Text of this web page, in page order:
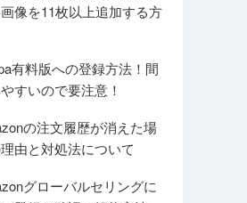
像を11枚以上追加する方
有料版への登録方法！間
すいので要注意！
の注文履歴が消えた場
由と対処法について
グローバルセリングに